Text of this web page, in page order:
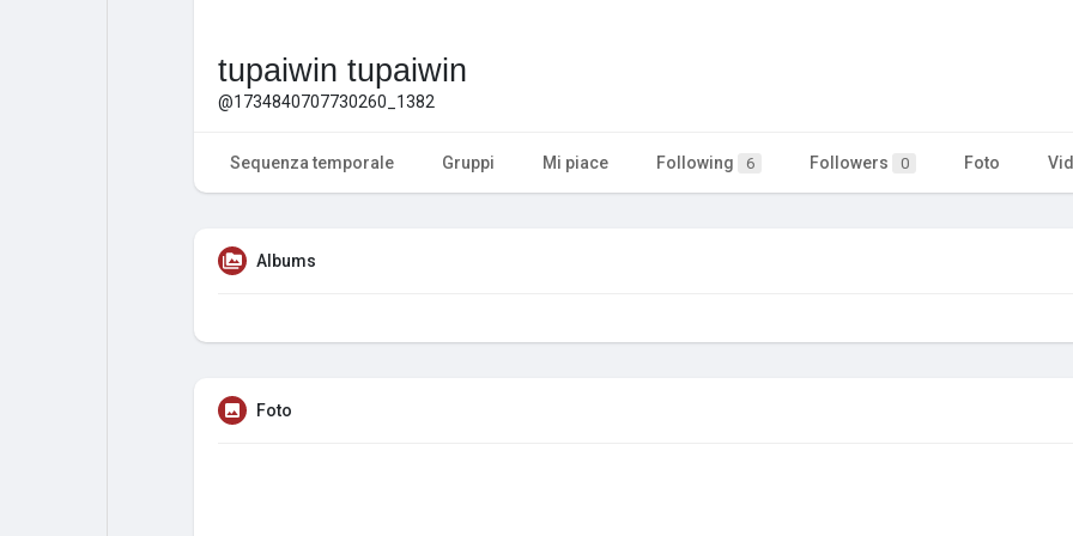
tupaiwin tupaiwin
@1734840707730260_1382
Sequenza temporale Gruppi Mi piace Following 6 Followers 0 Foto
Albums
Foto